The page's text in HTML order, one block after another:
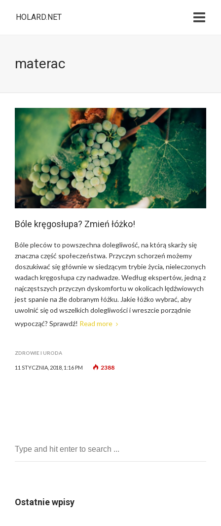
HOLARD.NET
materac
Bóle kręgosłupa? Zmień łóżko!
Bóle pleców to powszechna dolegliwość, na którą skarży się
znaczna część społeczeństwa. Przyczyn schorzeń możemy
doszukiwać się głównie w siedzącym trybie życia, nieleczonych
wadach kręgosłupa czy nadwadze. Według ekspertów, jedną z
najczęstszych przyczyn dyskomfortu w okolicach lędźwiowych
jest spanie na źle dobranym łóżku. Jakie łóżko wybrać, aby
uwolnić się od wszelkich dolegliwości i wreszcie porządnie
wypocząć? Sprawdź! Read more
ZDROWIE I URODA
11 STYCZNIA, 2018, 1:16 PM 2388
Ostatnie wpisy